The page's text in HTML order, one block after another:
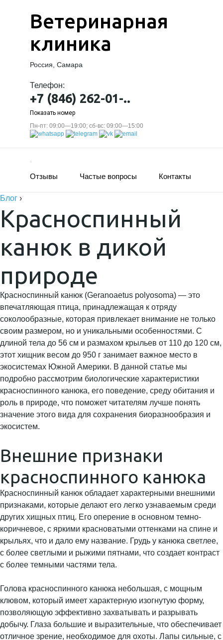
Ветеринарная
клиника
Россия, Самара
Телефон:
+7 (846) 262-01-..
Показать номер
Пн-пт: 09:00—19:00; сб-вс: 09:00—15:00
Отзывы Частые вопросы Контакты
Блог ›
Красноспинный
канюк в дикой
природе
Красноспинный канюк (Geranoaetus polyosoma) — это
впечатляющая птица, принадлежащая к отряду
соколообразные, которая привлекает внимание не только
своим размером, но и уникальными особенностями. С
длиной тела до 56 см и размахом крыльев от 110 до 120 см,
этот хищник весом до 950 г занимает важное место в
экосистемах Южной Америки. В данной статье мы
подробно рассмотрим биологические характеристики
красноспинного канюка, его поведение, среду обитания и
роль в природе, что поможет читателям лучше понять
значение этого вида для сохранения биоразнообразия и
экосистем.
Внешние признаки
красноспинного канюка
Красноспинный канюк обладает характерными внешними
признаками, которые делают его легко узнаваемым среди
других хищных птиц. Его оперение в основном темно-
коричневое, с яркими красноватыми оттенками на спине и
крыльях, что и дало ему название. Грудь у канюка светлее,
с более светлыми и рыжими пятнами, что создает контраст
с более темными частями тела.
Голова красноспинного канюка небольшая, с мощным
клювом, который имеет характерную изогнутую форму,
позволяющую эффективно захватывать и разрывать
добычу. Глаза большие и выразительные, что обеспечивает
отличное зрение, необходимое для охоты. Лапы сильные, с